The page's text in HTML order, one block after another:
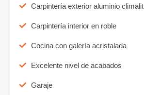
Carpintería exterior aluminio climalit
Carpintería interior en roble
Cocina con galería acristalada
Excelente nivel de acabados
Garaje